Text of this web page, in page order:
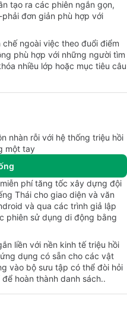
tạo ra các phiên ngắn gọn,
đơn giản phù hợp với
chế ngoài việc theo đuổi điểm
phù hợp với những người tìm
nhiều lớp hoặc mục tiêu câu
nhàn rỗi với hệ thống triệu hồi
một tay
phí tăng tốc xây dựng đội
Thái cho giao diện và văn
và qua các trình giả lập
phiên sử dụng di động bằng
liền với nền kinh tế triệu hồi
dụng có sẵn cho các vật
vào bộ sưu tập có thể đòi hỏi
hoàn thành danh sách..